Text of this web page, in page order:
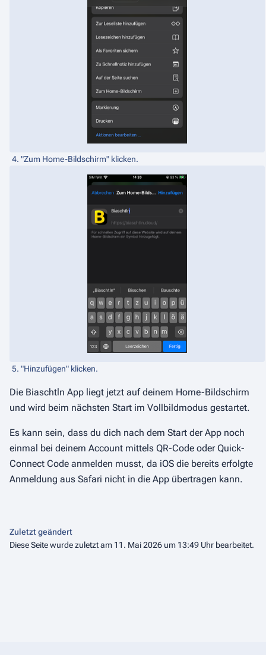
4. "Zum Home-Bildschirm" klicken.
5. "Hinzufügen" klicken.
Die Biaschtln App liegt jetzt auf deinem Home-Bildschirm
und wird beim nächsten Start im Vollbildmodus gestartet.
Es kann sein, dass du dich nach dem Start der App noch
einmal bei deinem Account mittels QR-Code oder Quick-
Connect Code anmelden musst, da iOS die bereits erfolgte
Anmeldung aus Safari nicht in die App übertragen kann.
Zuletzt geändert
Diese Seite wurde zuletzt am 11. Mai 2026 um 13:49 Uhr bearbeitet.